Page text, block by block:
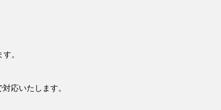
。
対応いたします。